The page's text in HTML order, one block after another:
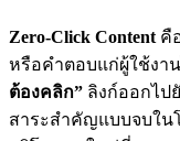
Zero-Click Content คื
หรือคำตอบแก่ผู้ใช้งา
ต้องคลิก” ลิงก์ออกไป
สาระสำคัญแบบจบใน